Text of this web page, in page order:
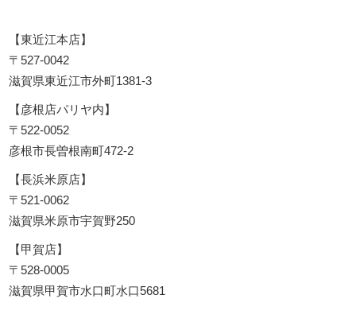
【東近江本店】
〒527-0042
滋賀県東近江市外町1381-3
【彦根店パリヤ内】
〒522-0052
彦根市長曽根南町472-2
【長浜米原店】
〒521-0062
滋賀県米原市宇賀野250
【甲賀店】
〒528-0005
滋賀県甲賀市水口町水口5681